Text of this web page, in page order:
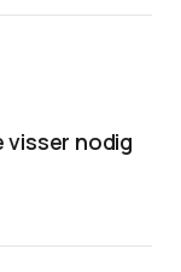
visser nodig